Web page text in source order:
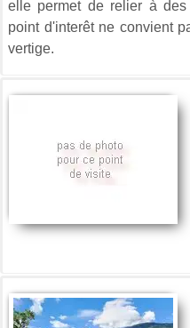
elle permet de relier à
point d'interêt ne convient
vertige.